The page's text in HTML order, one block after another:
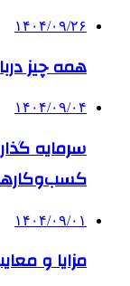
۱۴۰۴/۰۹/۲۶
همه چیز
۱۴۰۴/۰۹/۰۴
سرمایه
۱۴۰۴/۰۹/۰۱
مزایا و